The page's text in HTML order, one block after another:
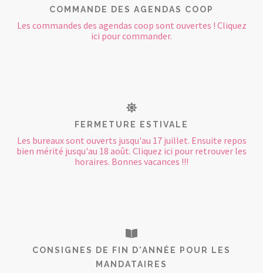
COMMANDE DES AGENDAS COOP
Les commandes des agendas coop sont ouvertes ! Cliquez
ici pour commander.
FERMETURE ESTIVALE
Les bureaux sont ouverts jusqu'au 17 juillet. Ensuite repos
bien mérité jusqu'au 18 août. Cliquez ici pour retrouver les
horaires. Bonnes vacances !!!
CONSIGNES DE FIN D'ANNÉE POUR LES
MANDATAIRES